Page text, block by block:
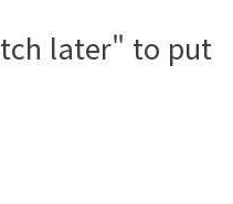
later" to put